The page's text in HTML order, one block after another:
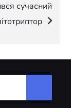
сучасний